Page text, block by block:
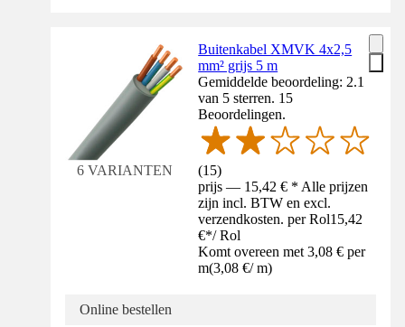
6 VARIANTEN
Buitenkabel XMVK 4x2,5
mm² grijs 5 m
Gemiddelde beoordeling: 2.1
van 5 sterren. 15
Beoordelingen.
(15)
prijs — 15,42 € * Alle prijzen
zijn incl. BTW en excl.
verzendkosten. per Rol15,42
€*/ Rol
Komt overeen met 3,08 € per
m(3,08 €/ m)
Online bestellen